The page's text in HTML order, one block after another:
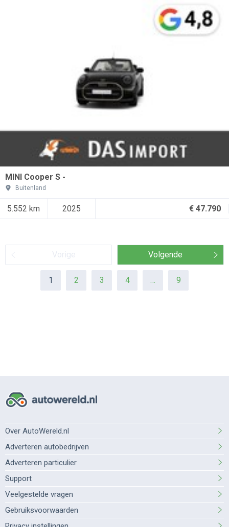
MINI Cooper S -
Buitenland
5.552 km 2025 € 47.790
1 2 3 4 … 9
Volgende
Over AutoWereld.nl
Adverteren autobedrijven
Adverteren particulier
Support
Veelgestelde vragen
Gebruiksvoorwaarden